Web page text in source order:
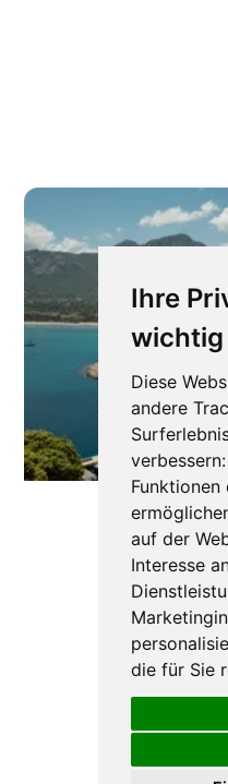
Ihre
wichtig
Diese
andere
verbessern:
Funktionen
auf der
Interesse
die für Sie